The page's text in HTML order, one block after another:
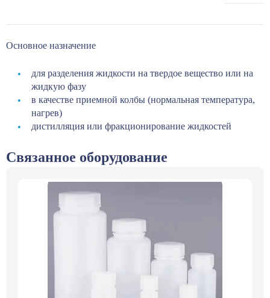
Основное назначение
для разделения жидкости на твердое вещество или на
жидкую фазу
в качестве приемной колбы (нормальная температура,
нагрев)
дистилляция или фракционирование жидкостей
Связанное оборудование